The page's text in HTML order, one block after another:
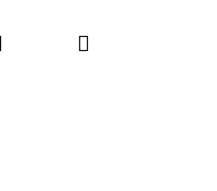
BIKESPORTUL VÝHODY
PřihlášeníNákupní